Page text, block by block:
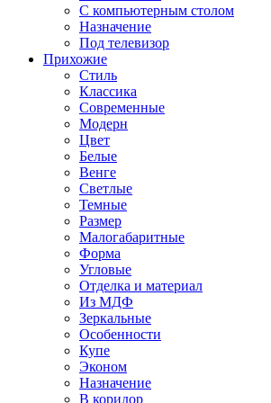
С компьютерным столом
Назначение
Под телевизор
Прихожие
Стиль
Классика
Современные
Модерн
Цвет
Белые
Венге
Светлые
Темные
Размер
Малогабаритные
Форма
Угловые
Отделка и материал
Из МДФ
Зеркальные
Особенности
Купе
Эконом
Назначение
В коридор